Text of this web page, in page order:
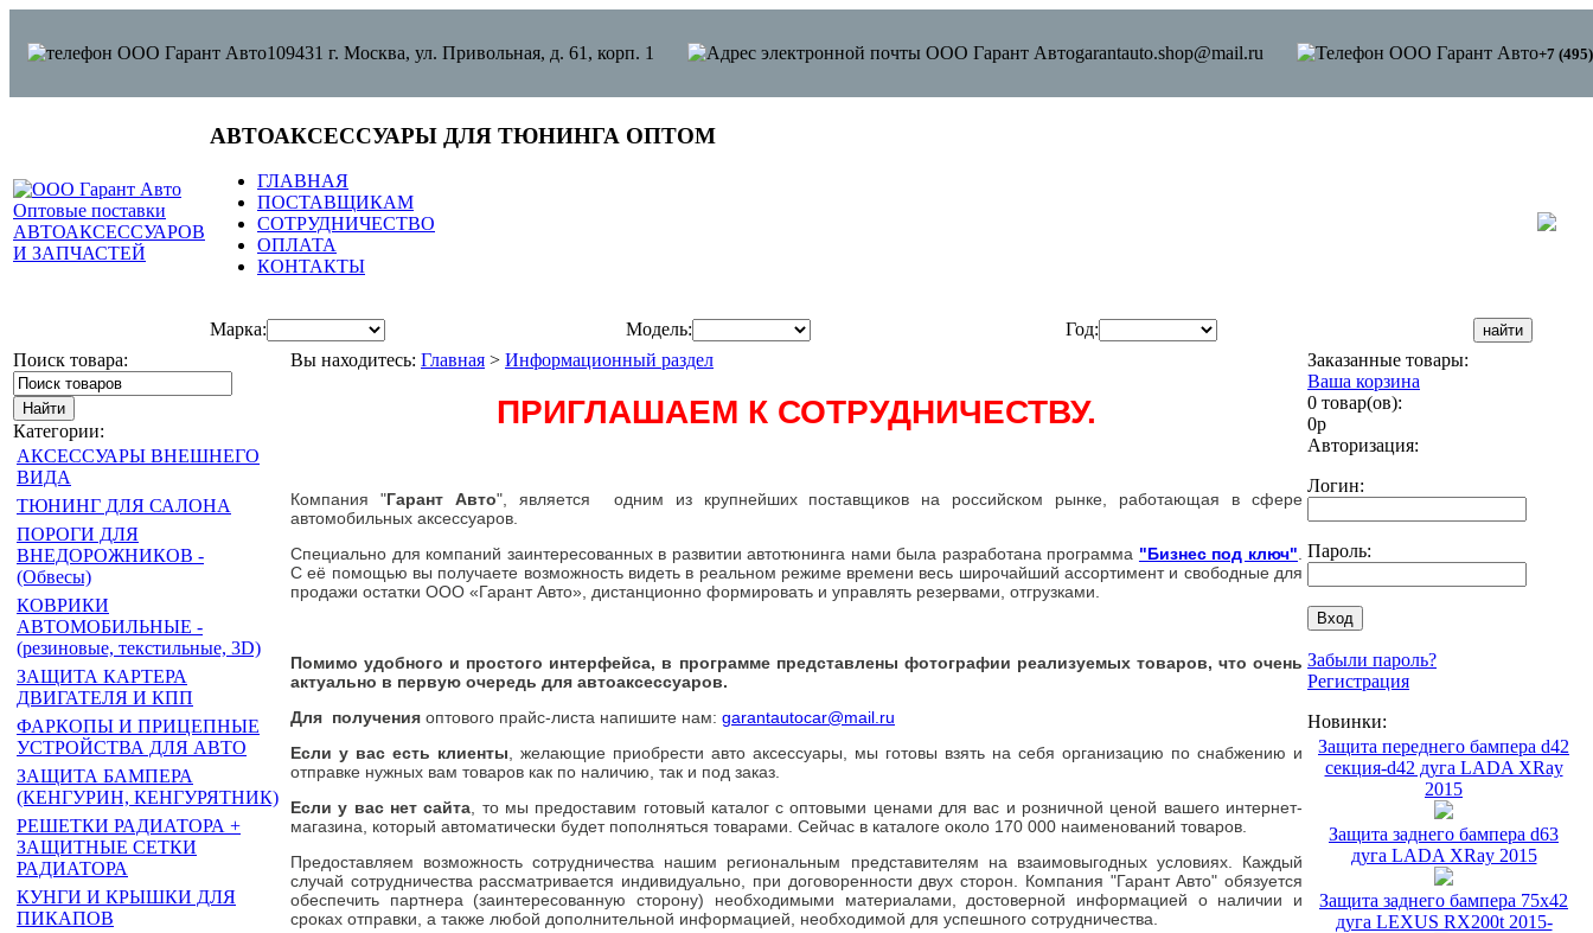
109431 г. Москва, ул. Привольная, д. 61, корп. 1 garantauto.shop@mail.ru +7
АВТОАКСЕССУАРЫ ДЛЯ ТЮНИНГА ОПТОМ
ГЛАВНАЯ
ПОСТАВЩИКАМ
СОТРУДНИЧЕСТВО
ОПЛАТА
КОНТАКТЫ
Марка: Модель:
Год:
Поиск товара:
Категории:
АКСЕССУАРЫ ВНЕШНЕГО
ВИДА
ТЮНИНГ ДЛЯ САЛОНА
ПОРОГИ ДЛЯ
ВНЕДОРОЖНИКОВ -
(Обвесы)
КОВРИКИ
АВТОМОБИЛЬНЫЕ -
(резиновые, текстильные, 3D)
ЗАЩИТА КАРТЕРА
ДВИГАТЕЛЯ И КПП
ФАРКОПЫ И ПРИЦЕПНЫЕ
УСТРОЙСТВА ДЛЯ АВТО
ЗАЩИТА БАМПЕРА
(КЕНГУРИН, КЕНГУРЯТНИК)
РЕШЕТКИ РАДИАТОРА +
ЗАЩИТНЫЕ СЕТКИ
РАДИАТОРА
КУНГИ И КРЫШКИ ДЛЯ
ПИКАПОВ
Вы находитесь: Главная > Информационный раздел
ПРИГЛАШАЕМ К СОТРУДНИЧЕСТВУ.
Компания "Гарант Авто", является одним из крупнейших поставщиков на российском рынке, работающая в сфере
автомобильных аксессуаров.
Специально для компаний заинтересованных в развитии автотюнинга нами была разработана программа "Бизнес под ключ"
С её помощью вы получаете возможность видеть в реальном режиме времени весь широчайший ассортимент и свободные для
продажи остатки ООО «Гарант Авто», дистанционно формировать и управлять резервами, отгрузками.
Помимо удобного и простого интерфейса, в программе представлены фотографии реализуемых товаров, что очень
актуально в первую очередь для автоаксессуаров.
Для получения оптового прайс-листа напишите нам: garantautocar@mail.ru
Если у вас есть клиенты , желающие приобрести авто аксессуары, мы готовы взять на себя организацию по снабжению и
отправке нужных вам товаров как по наличию, так и под заказ.
Если у вас нет сайта , то мы предоставим готовый каталог с оптовыми ценами для вас и розничной ценой вашего интернет-
магазина, который автоматически будет пополняться товарами. Сейчас в каталоге около 170 000 наименований товаров.
Предоставляем возможность сотрудничества нашим региональным представителям на взаимовыгодных условиях. Каждый
случай сотрудничества рассматривается индивидуально, при договоренности двух сторон. Компания "Гарант Авто" обязуется
обеспечить партнера (заинтересованную сторону) необходимыми материалами, достоверной информацией о наличии и
сроках отправки, а также любой дополнительной информацией, необходимой для успешного сотрудничества.
Заказанные товары:
Ваша корзина
0 товар(ов):
0р
Авторизация:
Логин:
Пароль:
Забыли пароль?
Регистрация
Новинки:
Защита переднего бампера d42
секция-d42 дуга LADA XRay
2015
Защита заднего бампера d63
дуга LADA XRay 2015
Защита заднего бампера 75х42
дуга LEXUS RX200t 2015-